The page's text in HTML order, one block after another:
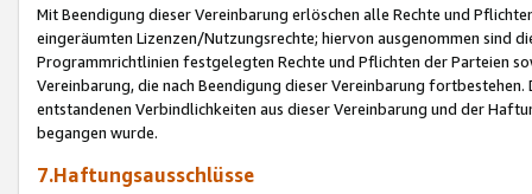
Mit Beendigung dieser Vereinbarung erlöschen alle Rechte und
eingeräumten Lizenzen/Nutzungsrechte; hiervon ausgenommen sind
Programmrichtlinien festgelegten Rechte und Pflichten der Parteien
Vereinbarung, die nach Beendigung dieser Vereinbarung
entstandenen Verbindlichkeiten aus dieser Vereinbarung und der
begangen wurde.
7.Haftungsausschlüsse